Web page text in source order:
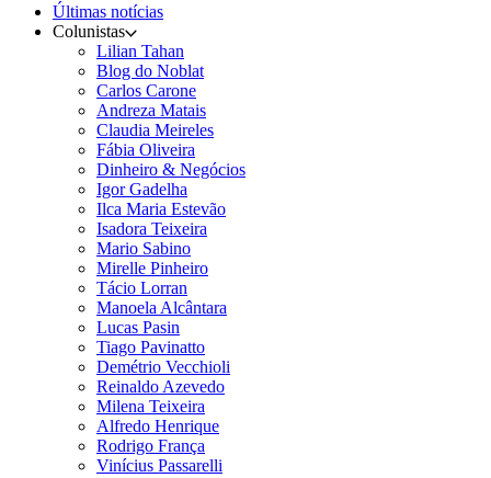
Últimas notícias
Colunistas
Lilian Tahan
Blog do Noblat
Carlos Carone
Andreza Matais
Claudia Meireles
Fábia Oliveira
Dinheiro & Negócios
Igor Gadelha
Ilca Maria Estevão
Isadora Teixeira
Mario Sabino
Mirelle Pinheiro
Tácio Lorran
Manoela Alcântara
Lucas Pasin
Tiago Pavinatto
Demétrio Vecchioli
Reinaldo Azevedo
Milena Teixeira
Alfredo Henrique
Rodrigo França
Vinícius Passarelli